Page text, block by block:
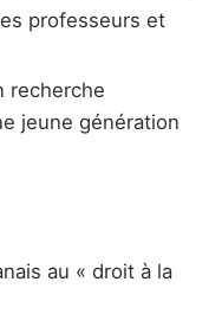
professeurs et
recherche
jeune génération
au « droit à la